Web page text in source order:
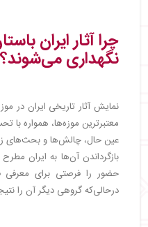
چرا آثار ایران
نگهداری می‌شوند؟
نمایش آثار تاریخی ایران در
معتبرترین موزه‌ها، همواره با
عین حال، چالش‌ها و بحث‌های
بازگرداندن آن‌ها به ایران
حضور را فرصتی برای معرفی
درحالی‌که گروهی دیگر آن را